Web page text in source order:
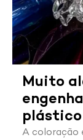
Muito
plástico
A coloração